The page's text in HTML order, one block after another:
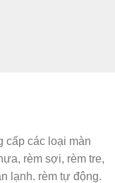
cấp các loại màn
rèm sợi, rèm tre,
lạnh. rèm tự động.